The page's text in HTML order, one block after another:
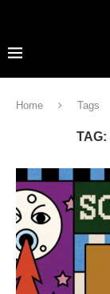
Home Tags
TAG: